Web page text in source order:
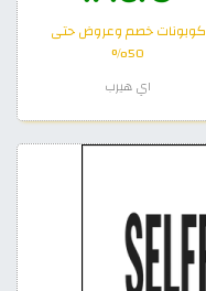
كوبونات خصم وعروض حتى
50%
اي هيرب